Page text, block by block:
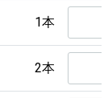
1本
2本